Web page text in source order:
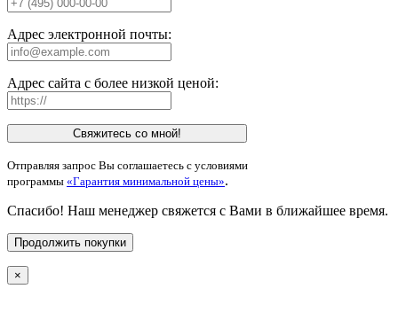
Адрес электронной почты:
Адрес сайта с более низкой ценой:
Свяжитесь со мной!
Отправляя запрос Вы соглашаетесь с условиями
программы «Гарантия минимальной цены».
Спасибо! Наш менеджер свяжется с Вами в ближайшее время.
Продолжить покупки
×